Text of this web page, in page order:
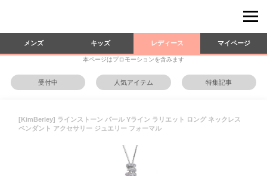
メンズ キッズ レディース マイページ
本ページはプロモーションを含みます
受付中 人気アイテム 特集記事
[KimBerley] ラインストーン パール Yライン ラリエット ロング ネックレス
ペンダント アクセサリー ジュエリー フォーマル